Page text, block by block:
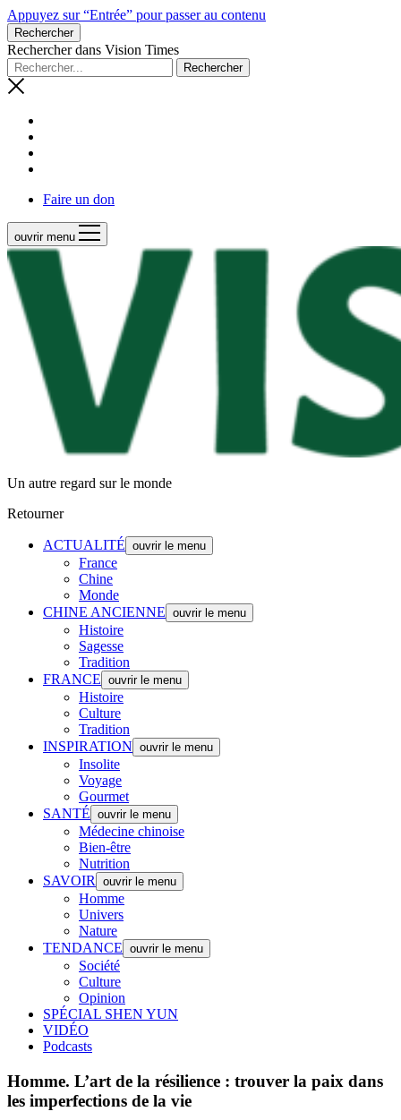
Appuyez sur “Entrée” pour passer au contenu
Rechercher
Rechercher dans Vision Times
Faire un don
ouvrir menu
Un autre regard sur le monde
Retourner
ACTUALITÉ ouvrir le menu
France
Chine
Monde
CHINE ANCIENNE ouvrir le menu
Histoire
Sagesse
Tradition
FRANCE ouvrir le menu
Histoire
Culture
Tradition
INSPIRATION ouvrir le menu
Insolite
Voyage
Gourmet
SANTÉ ouvrir le menu
Médecine chinoise
Bien-être
Nutrition
SAVOIR
ouvrir le menu
Homme
Univers
Nature
TENDANCE ouvrir le menu
Société
Culture
Opinion
SPÉCIAL SHEN YUN
VIDÉO
Podcasts
Homme. L’art de la résilience : trouver la paix dans
les imperfections de la vie